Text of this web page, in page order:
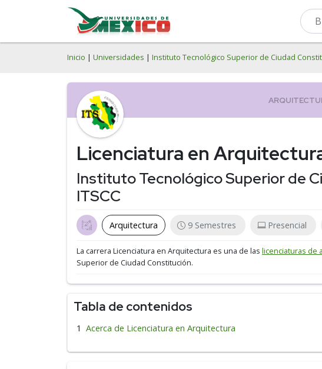
Inicio | Universidades | Instituto Tecnológico Superior de Ciudad
Licenciatura en
Instituto Tecnológico Superior de
ITSCC
Arquitectura 9 Semestres Presencial
La carrera Licenciatura en Arquitectura es una de las licenciaturas de
Superior de Ciudad Constitución.
Tabla de contenidos
Acerca de Licenciatura en Arquitectura